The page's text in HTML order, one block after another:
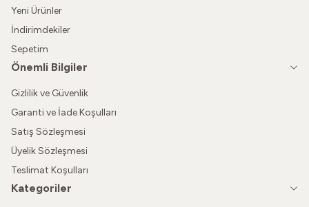
Yeni Ürünler
İndirimdekiler
Sepetim
Önemli Bilgiler
Gizlilik ve Güvenlik
Garanti ve İade Koşulları
Satış Sözleşmesi
Üyelik Sözleşmesi
Teslimat Koşulları
Kategoriler